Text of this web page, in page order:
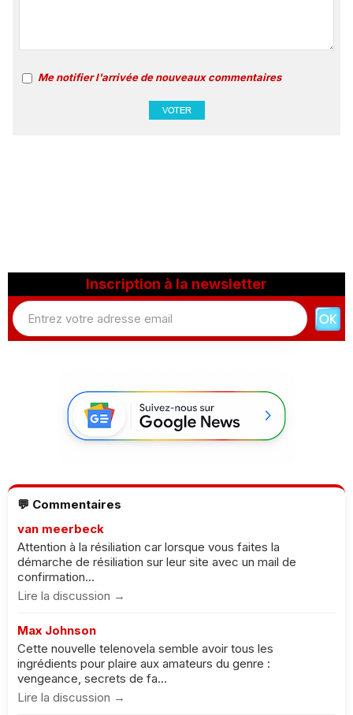
Me notifier l'arrivée de nouveaux commentaires
Inscription à la newsletter
💬 Commentaires
van meerbeck
Attention à la résiliation car lorsque vous faites la
démarche de résiliation sur leur site avec un mail de
confirmation...
Lire la discussion →
Max Johnson
Cette nouvelle telenovela semble avoir tous les
ingrédients pour plaire aux amateurs du genre :
vengeance, secrets de fa...
Lire la discussion →